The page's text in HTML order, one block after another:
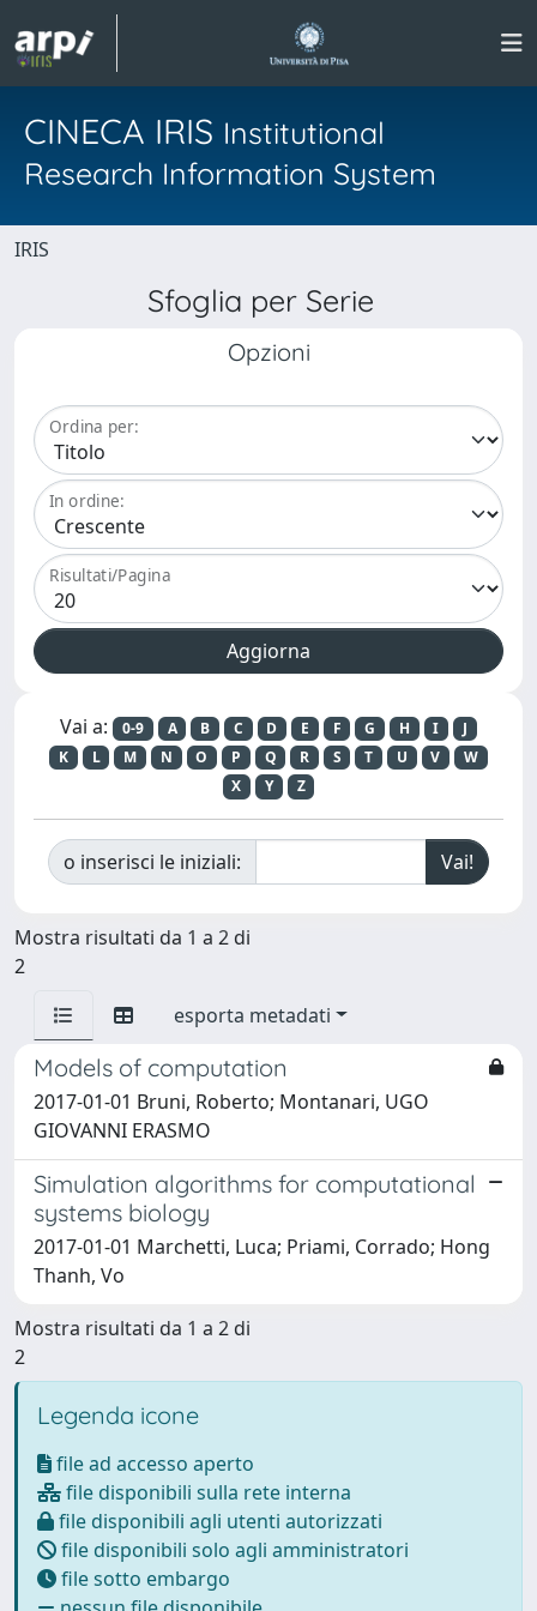
CINECA IRIS Institutional
Research Information System
IRIS
Sfoglia per Serie
Opzioni
Ordina per:
In ordine:
Risultati/Pagina
Vai a: 0-9 A B C D E F G H I
J
K
L M N O P Q R S T U V
W
X
Y Z
o inserisci le iniziali:
Mostra risultati da 1 a 2 di
2
esporta metadati
Models of computation
2017-01-01 Bruni, Roberto; Montanari, UGO
GIOVANNI ERASMO
Simulation algorithms for computational
systems biology
2017-01-01 Marchetti, Luca; Priami, Corrado; Hong
Thanh, Vo
Mostra risultati da 1 a 2 di
2
Legenda icone
file ad accesso aperto
file disponibili sulla rete interna
file disponibili agli utenti autorizzati
file disponibili solo agli amministratori
file sotto embargo